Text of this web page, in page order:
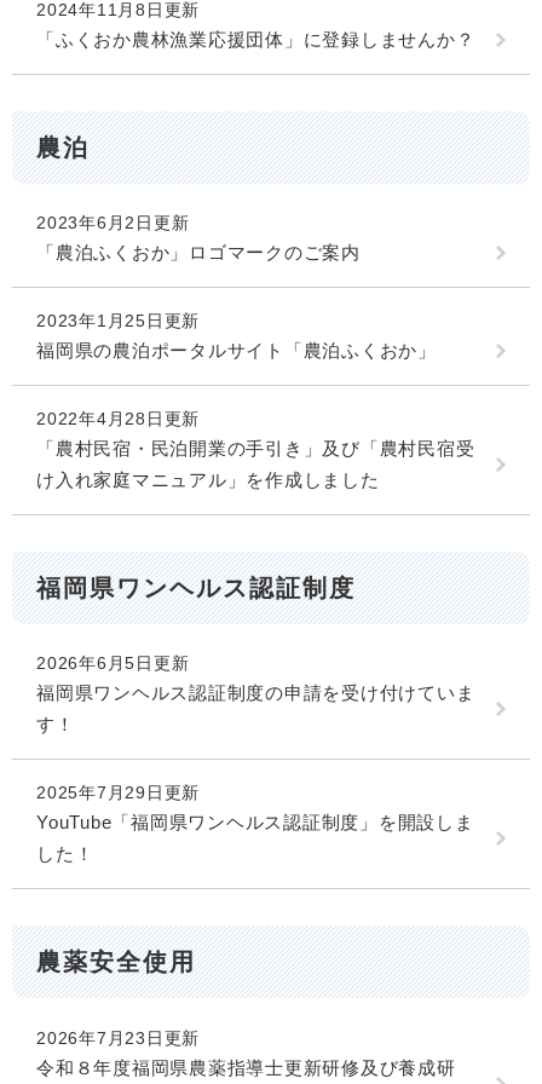
2024年11月8日更新
「ふくおか農林漁業応援団体」に登録しませんか？
農泊
2023年6月2日更新
「農泊ふくおか」ロゴマークのご案内
2023年1月25日更新
福岡県の農泊ポータルサイト「農泊ふくおか」
2022年4月28日更新
「農村民宿・民泊開業の手引き」及び「農村民宿受
け入れ家庭マニュアル」を作成しました
福岡県ワンヘルス認証制度
2026年6月5日更新
福岡県ワンヘルス認証制度の申請を受け付けていま
す！
2025年7月29日更新
YouTube「福岡県ワンヘルス認証制度」を開設しま
した！
農薬安全使用
2026年7月23日更新
令和８年度福岡県農薬指導士更新研修及び養成研